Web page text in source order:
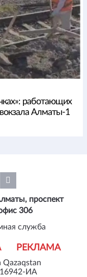
работающих
Алматы-1
ИА
РЕКЛАМА
проспект
306
служба